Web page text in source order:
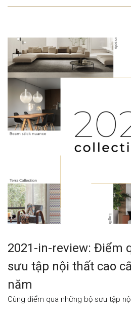
2021-in-review: Điểm
sưu tập nội thất cao
năm
Cùng điểm qua những bộ sưu tập